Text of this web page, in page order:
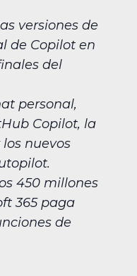
versiones de
de Copilot en
del
personal,
Copilot, la
nuevos
450 millones
365 paga
de